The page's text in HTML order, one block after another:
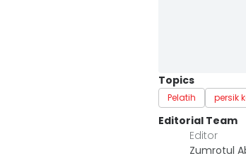
Topics
Pelatih persik
Editorial Team
Editor
Zumrotul